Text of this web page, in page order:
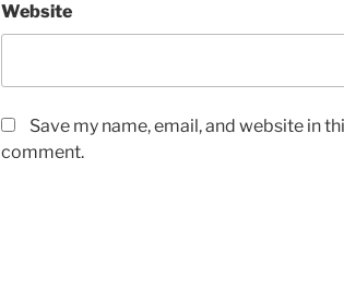
Website
Save my name, email, and website in
comment.